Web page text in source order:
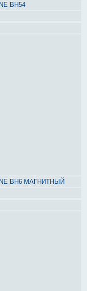
BH54
BH6 МАГНИТНЫЙ